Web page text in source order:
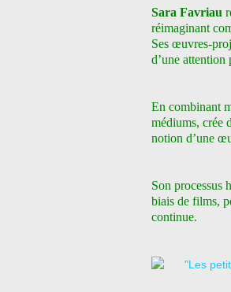
Sara Favriau
réimaginant
Ses œuvres-
d’une
En combinant
médiums, crée
notion d’une
Son processus
biais de films,
continue.